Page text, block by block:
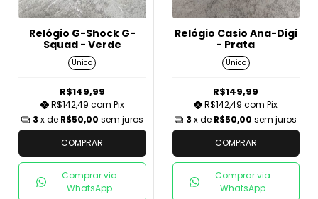
Relógio G-Shock G-
Squad - Verde
Unico
R$149,99
R$142,49 com Pix
3 x de R$50,00 sem juros
COMPRAR
Comprar via
WhatsApp
Relógio Casio Ana-Digi
- Prata
Unico
R$149,99
R$142,49com Pix
3 x de R$50,00 sem juros
COMPRAR
Comprar via
WhatsApp